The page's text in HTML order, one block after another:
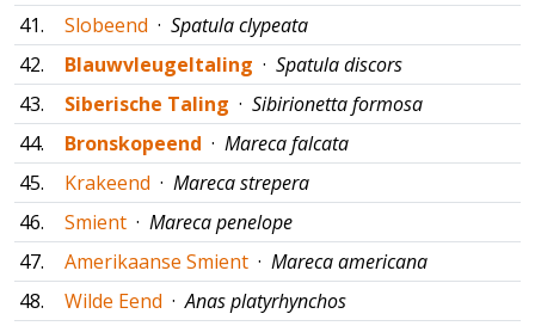
41.
Slobeend · Spatula clypeata
42.
Blauwvleugeltaling · Spatula discors
43.
Siberische Taling · Sibirionetta formosa
44.
Bronskopeend · Mareca falcata
45.
Krakeend · Mareca strepera
46.
Smient · Mareca penelope
47.
Amerikaanse Smient · Mareca americana
48.
Wilde Eend ·Anas platyrhynchos